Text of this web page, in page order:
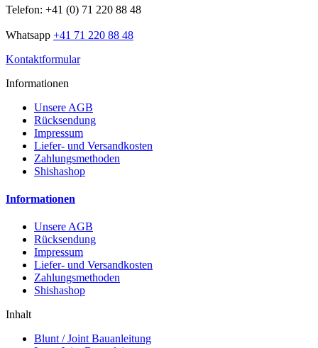
Telefon: +41 (0) 71 220 88 48
Whatsapp +41 71 220 88 48
Kontaktformular
Informationen
Unsere AGB
Rücksendung
Impressum
Liefer- und Versandkosten
Zahlungsmethoden
Shishashop
Informationen
Unsere AGB
Rücksendung
Impressum
Liefer- und Versandkosten
Zahlungsmethoden
Shishashop
Inhalt
Blunt / Joint Bauanleitung